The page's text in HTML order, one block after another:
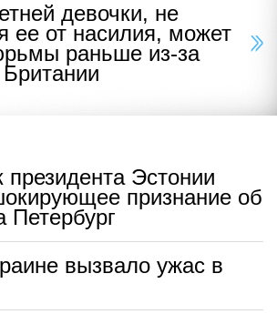
девочки, не
ее от насилия, может
раньше из-за
президента Эстонии
признание об
Петербург
вызвало ужас в